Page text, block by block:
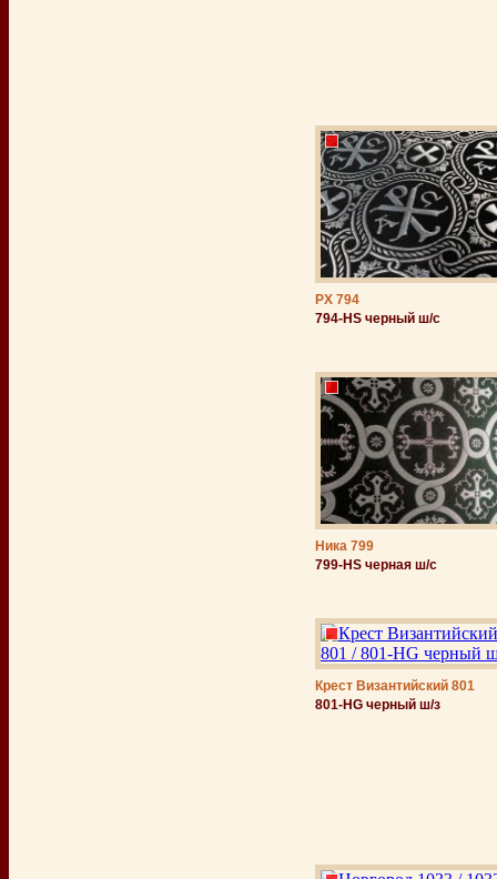
РХ 794
794-HS черный ш/с
Ника 799
799-HS черная ш/с
Крест Византийский 801
801-HG черный ш/з